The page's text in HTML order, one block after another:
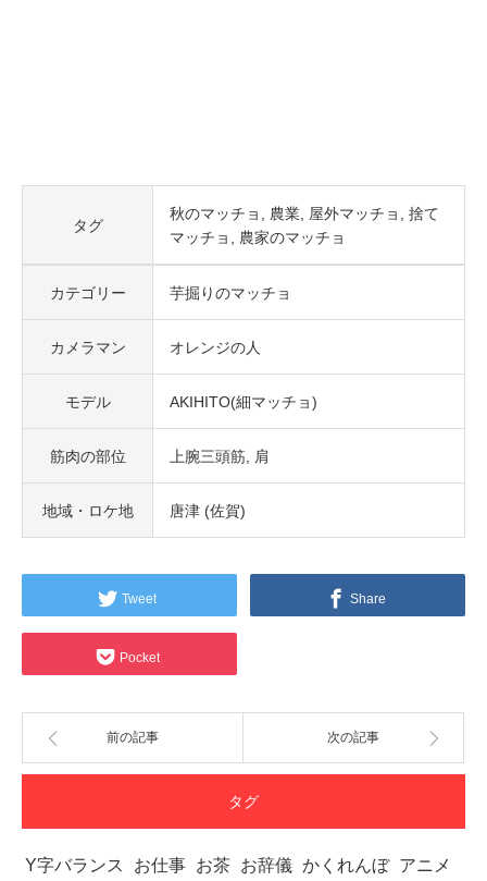
タグ
秋のマッチョ 農業 屋外マッチョ
捨て
マッチョ
農家のマッチョ
カテゴリー 芋掘りのマッチョ
カメラマン オレンジの人
モデル AKIHITO(細マッチョ)
筋肉の部位 上腕三頭筋 肩
地域・ロケ地 唐津 (佐賀)
Tweet Share
Pocket
前の記事 次の記事
タグ
Y字バランス お仕事 お茶 お辞儀 かくれんぼ アニメ